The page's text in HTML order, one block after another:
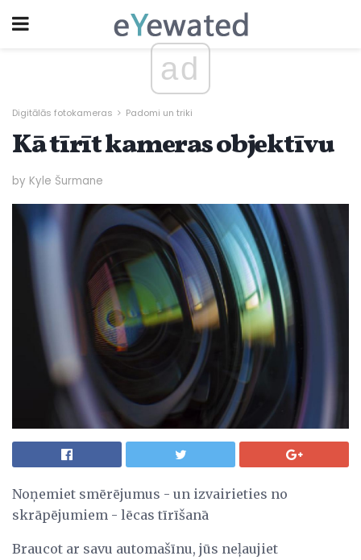
ad
Digitālās fotokameras Padomi un triki
Kā tīrīt kameras objektīvu
by Kyle Šurmane
Noņemiet smērējumus - un izvairieties no
skrāpējumiem - lēcas tīrīšanā
Braucot ar savu automašīnu, jūs neļaujiet